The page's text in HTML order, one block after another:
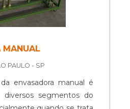
MANUAL
PAULO - SP
envasadora manual é
diversos segmentos do